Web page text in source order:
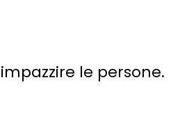
le persone.